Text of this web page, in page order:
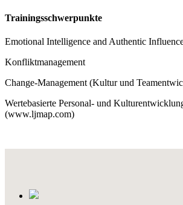
Trainingsschwerpunkte
Emotional Intelligence and Authentic
Konfliktmanagement
Change-Management (Kultur und
Wertebasierte Personal- und
(www.ljmap.com)